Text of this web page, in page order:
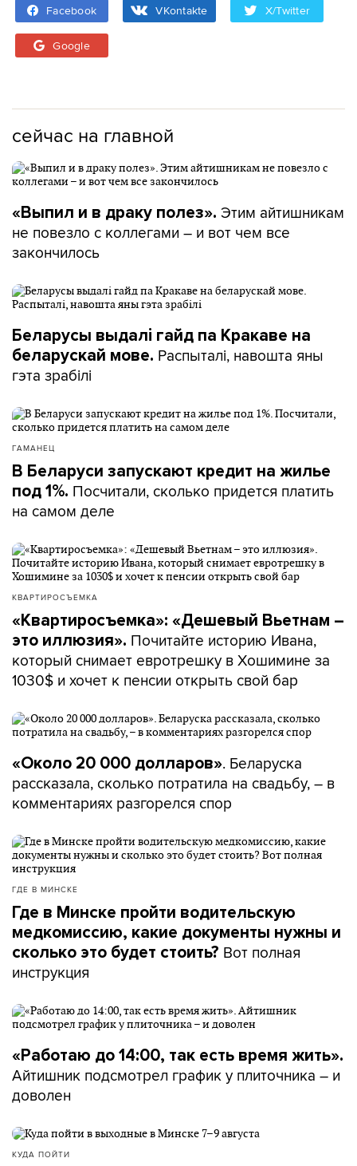
Facebook VKontakte X/Twitter
Google
сейчас на главной
«Выпил и в драку полез». Этим айтишникам
не повезло с коллегами – и вот чем все
закончилось
Беларусы выдалі гайд па Кракаве на
беларускай мове. Распыталі, навошта яны
гэта зрабілі
ГАМАНЕЦ
В Беларуси запускают кредит на жилье
под 1%. Посчитали, сколько придется платить
на самом деле
КВАРТИРОСЪЕМКА
«Квартиросъемка»: «Дешевый Вьетнам –
это иллюзия». Почитайте историю Ивана,
который снимает евротрешку в Хошимине за
1030$ и хочет к пенсии открыть свой бар
«Около 20 000 долларов». Беларуска
рассказала, сколько потратила на свадьбу, – в
комментариях разгорелся спор
ГДЕ В МИНСКЕ
Где в Минске пройти водительскую
медкомиссию, какие документы нужны и
сколько это будет стоить? Вот полная
инструкция
«Работаю до 14:00, так есть время жить».
Айтишник подсмотрел график у плиточника – и
доволен
КУДА ПОЙТИ